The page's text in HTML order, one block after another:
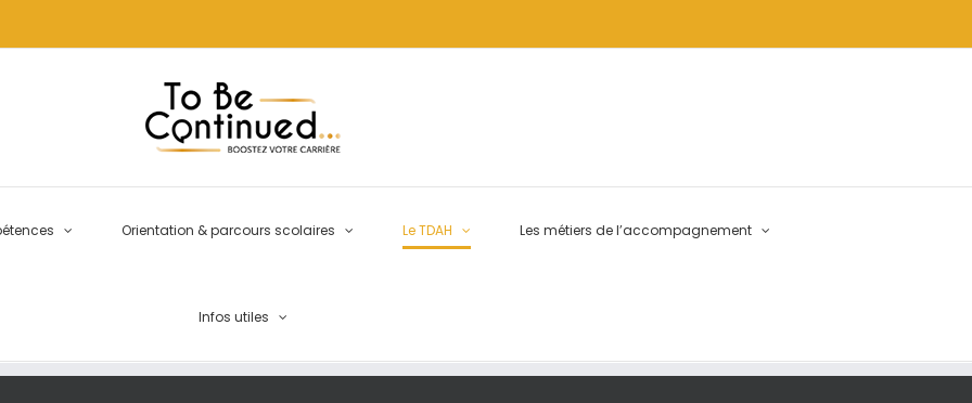
Orientation & parcours scolaires Le TDAH Les métiers de l’accompagnement
Infos utiles